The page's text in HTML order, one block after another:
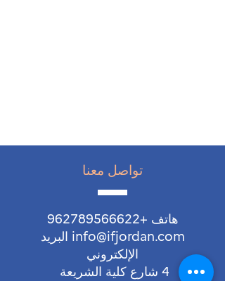
تواصل معنا
هاتف +962789566622
info@ifjordan.com البريد
الإلكتروني
4 شارع كلية الشريعة